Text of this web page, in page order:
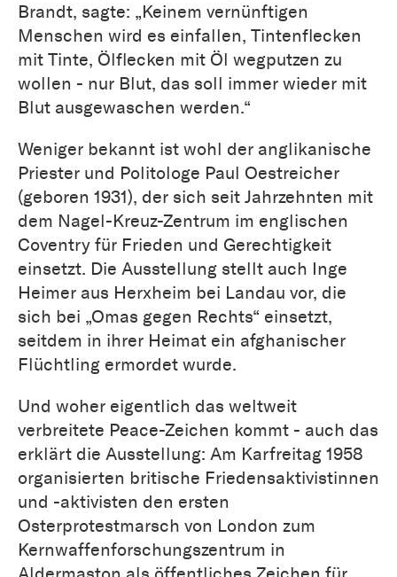
Brandt, sagte: „Keinem vernünftigen
Menschen wird es einfallen, Tintenflecken
mit Tinte, Ölflecken mit Öl wegputzen zu
wollen - nur Blut, das soll immer wieder mit
Blut ausgewaschen werden.“
Weniger bekannt ist wohl der anglikanische
Priester und Politologe Paul Oestreicher
(geboren 1931), der sich seit Jahrzehnten mit
dem Nagel-Kreuz-Zentrum im englischen
Coventry für Frieden und Gerechtigkeit
einsetzt. Die Ausstellung stellt auch Inge
Heimer aus Herxheim bei Landau vor, die
sich bei „Omas gegen Rechts“ einsetzt,
seitdem in ihrer Heimat ein afghanischer
Flüchtling ermordet wurde.
Und woher eigentlich das weltweit
verbreitete Peace-Zeichen kommt - auch das
erklärt die Ausstellung: Am Karfreitag 1958
organisierten britische Friedensaktivistinnen
und -aktivisten den ersten
Osterprotestmarsch von London zum
Kernwaffenforschungszentrum in